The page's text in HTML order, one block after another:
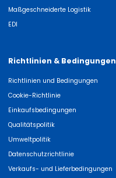
Maßgeschneiderte Logistik
EDI
Richtlinien & Bedingungen
Richtlinien und Bedingungen
Cookie-Richtlinie
Einkaufsbedingungen
Qualitätspolitik
Umweltpolitik
Datenschutzrichtlinie
Verkaufs- und Lieferbedingungen